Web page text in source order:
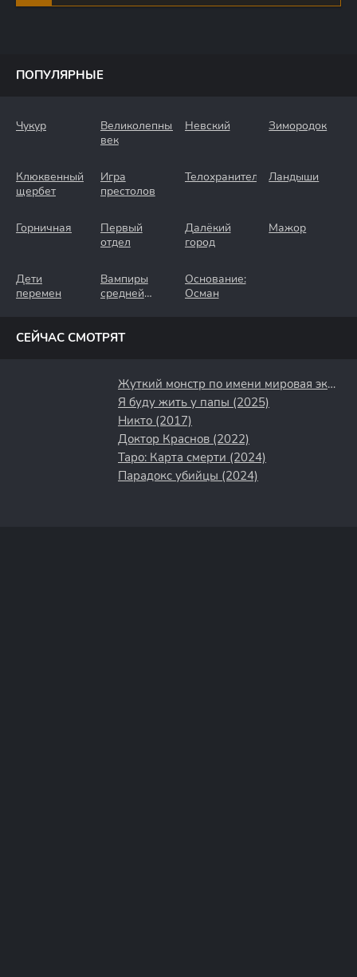
ПОПУЛЯРНЫЕ
Чукур
Великолепный
век
Невский Зимородок
Клюквенный
щербет
Игра
престолов
Телохранители Ландыши
Горничная
Первый
отдел
Далёкий
город
Мажор
Дети
перемен
Вампиры
средней
Основание:
Осман
СЕЙЧАС СМОТРЯТ
Жуткий монстр по имени мировая экономика (2019)
Я буду жить у папы (2025)
Никто (2017)
Доктор Краснов (2022)
Таро: Карта смерти (2024)
Парадокс убийцы (2024)